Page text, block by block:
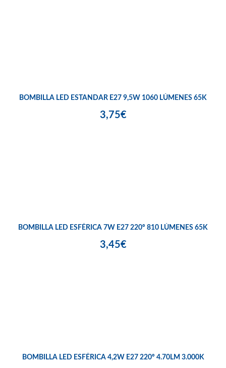
BOMBILLA LED ESTANDAR E27 9,5W 1060 LÚMENES 65K
3,75€
BOMBILLA LED ESFÉRICA 7W E27 220º 810 LÚMENES 65K
3,45€
BOMBILLA LED ESFÉRICA 4,2W E27 220º 4.70LM 3.000K